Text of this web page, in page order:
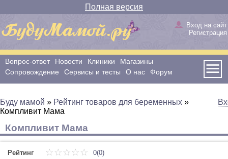
Полная версия
Вход на сайт
Регистрация
Вопрос-ответ Новости Клиники
Магазины
Сопровождение
Сервисы и тесты О нас Форум
Буду мамой » Рейтинг товаров для беременных »
Компливит Мама
Компливит Мама
Рейтинг
0(0)